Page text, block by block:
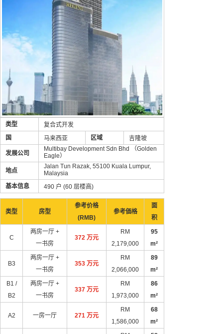
类型
复合式开发
国
马来西亚 区域 吉隆坡
发展公司
Multibay Development Sdn Bhd （Golden
Eagle）
地点
Jalan Tun Razak, 55100 Kuala Lumpur,
Malaysia
基本信息
490 户 (60 层楼高)
类型 房型
参考价格
(RMB)
参考価格
面
积
C
两房一厅 +
一书房
372 万元
RM
2,179,000
95
m²
B3
两房一厅 +
一书房
353 万元
RM
2,066,000
89
m²
B1 /
B2
两房一厅 +
一书房
337 万元
RM
1,973,000
86
m²
A2 一房一厅 271 万元
RM
1,586,000
68
m²